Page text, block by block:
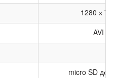
1280 х 720
AVI
micro SD до